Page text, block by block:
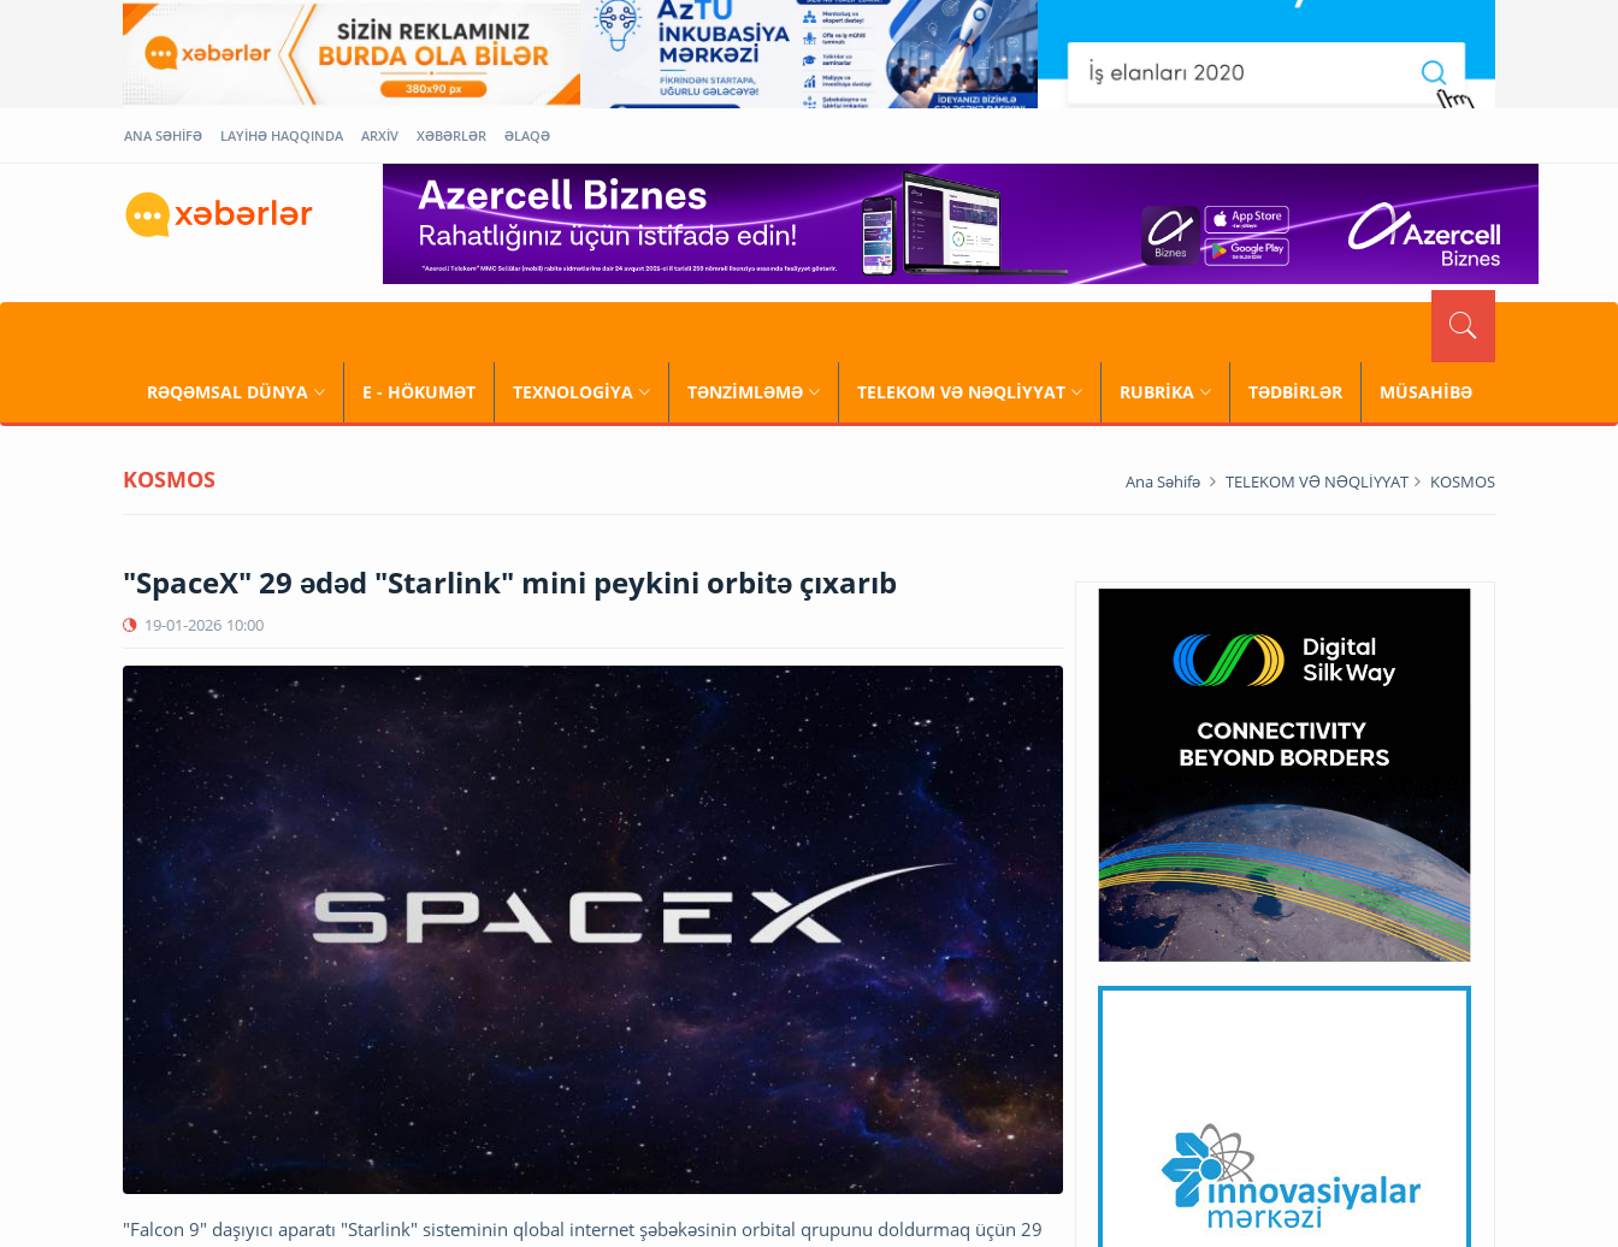
ANA SƏHİFƏ LAYİHƏ HAQQINDA ARXİV XƏBƏRLƏR ƏLAQƏ
RƏQƏMSAL DÜNYA E - HÖKUMƏT TEXNOLOGİYA TƏNZİMLƏMƏ TELEKOM VƏ NƏQLİYYAT RUBRİKA TƏDBİRLƏR MÜSAHİBƏ
KOSMOS Ana Səhifə TELEKOM VƏ NƏQLİYYAT KOSMOS
"SpaceX" 29 ədəd "Starlink" mini peykini orbitə çıxarıb
19-01-2026 10:00
"Falcon 9" daşıyıcı aparatı "Starlink" sisteminin qlobal internet şəbəkəsinin orbital qrupunu doldurmaq üçün 29